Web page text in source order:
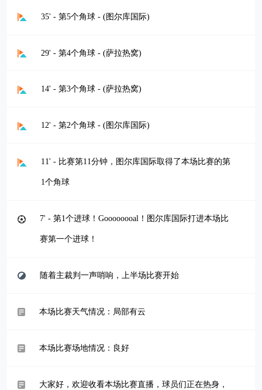
35' - 第5个角球 - (图尔库国际)
29' - 第4个角球 - (萨拉热窝)
14' - 第3个角球 - (萨拉热窝)
12' - 第2个角球 - (图尔库国际)
11' - 比赛第11分钟，图尔库国际取得了本场比赛的第
1个角球
7' - 第1个进球！Goooooooal！图尔库国际打进本场比
赛第一个进球！
随着主裁判一声哨响，上半场比赛开始
本场比赛天气情况：局部有云
本场比赛场地情况：良好
大家好，欢迎收看本场比赛直播，球员们正在热身，